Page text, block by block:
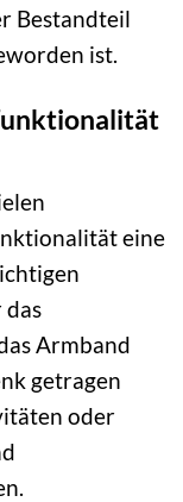
Bestandteil
ist.
eine
das
Armband
getragen
oder